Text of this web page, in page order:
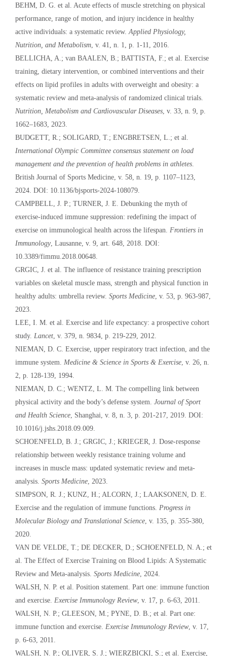
BEHM, D. G. et al. Acute effects of muscle stretching on physical
performance, range of motion, and injury incidence in healthy
active individuals: a systematic review.Applied Physiology,
Nutrition, and Metabolism, v. 41, n. 1, p. 1-11, 2016.
BELLICHA, A.; van BAALEN, B.; BATTISTA, F.; et al. Exercise
training, dietary intervention, or combined interventions and their
effects on lipid profiles in adults with overweight and obesity: a
systematic review and meta-analysis of randomized clinical trials.
Nutrition, Metabolism and Cardiovascular Diseases, v. 33, n. 9, p.
1662–1683, 2023.
BUDGETT, R.; SOLIGARD, T.; ENGBRETSEN, L.; et al.
International Olympic Committee consensus statement on load
management and the prevention of health problems in athletes.
British Journal of Sports Medicine, v. 58, n. 19, p. 1107–1123,
2024. DOI: 10.1136/bjsports-2024-108079.
CAMPBELL, J. P.; TURNER, J. E. Debunking the myth of
exercise-induced immune suppression: redefining the impact of
exercise on immunological health across the lifespan. Frontiers in
Immunology, Lausanne, v. 9, art. 648, 2018. DOI:
10.3389/fimmu.2018.00648.
GRGIC, J. et al. The influence of resistance training prescription
variables on skeletal muscle mass, strength and physical function in
healthy adults: umbrella review. Sports Medicine, v. 53, p. 963-987,
2023.
LEE, I. M. et al. Exercise and life expectancy: a prospective cohort
study. Lancet, v. 379, n. 9834, p. 219-229, 2012.
NIEMAN, D. C. Exercise, upper respiratory tract infection, and the
immune system. Medicine & Science in Sports & Exercise, v. 26, n.
2, p. 128-139, 1994.
NIEMAN, D. C.; WENTZ, L. M. The compelling link between
physical activity and the body’s defense system. Journal of Sport
and Health Science, Shanghai, v. 8, n. 3, p. 201-217, 2019. DOI:
10.1016/j.jshs.2018.09.009.
SCHOENFELD, B. J.; GRGIC, J.; KRIEGER, J. Dose-response
relationship between weekly resistance training volume and
increases in muscle mass: updated systematic review and meta-
analysis. Sports Medicine, 2023.
SIMPSON, R. J.; KUNZ, H.; ALCORN, J.; LAAKSONEN, D. E.
Exercise and the regulation of immune functions. Progress in
Molecular Biology and Translational Science, v. 135, p. 355-380,
2020.
VAN DE VELDE, T.; DE DECKER, D.; SCHOENFELD, N. A.; et
al. The Effect of Exercise Training on Blood Lipids: A Systematic
Review and Meta-analysis. Sports Medicine, 2024.
WALSH, N. P. et al. Position statement. Part one: immune function
and exercise. Exercise Immunology Review, v. 17, p. 6-63, 2011.
WALSH, N. P.; GLEESON, M.; PYNE, D. B.; et al. Part one:
immune function and exercise. Exercise Immunology Review, v. 17,
p. 6-63, 2011.
WALSH, N. P.; OLIVER, S. J.; WIERZBICKI, S.; et al. Exercise,